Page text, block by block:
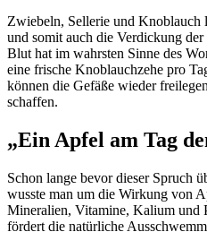
Zwiebeln, Sellerie und Knoblauch
und somit auch die Verdickung
Blut hat im wahrsten Sinne des
eine frische Knoblauchzehe pro
können die Gefäße wieder
schaffen.
„Ein Apfel am Tag
Schon lange bevor dieser Spruch
wusste man um die Wirkung von
Mineralien, Vitamine, Kalium und
fördert die natürliche